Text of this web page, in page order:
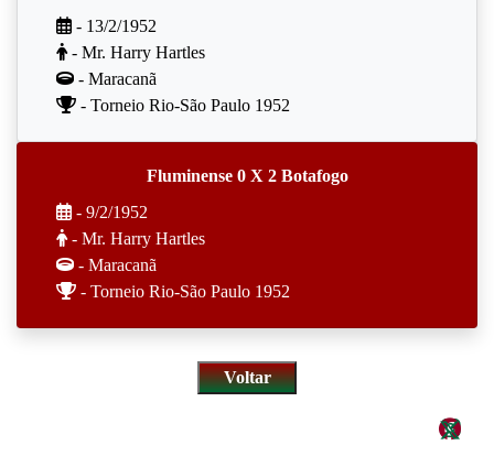
- 13/2/1952
- Mr. Harry Hartles
- Maracanã
- Torneio Rio-São Paulo 1952
Fluminense 0 X 2 Botafogo
- 9/2/1952
- Mr. Harry Hartles
- Maracanã
- Torneio Rio-São Paulo 1952